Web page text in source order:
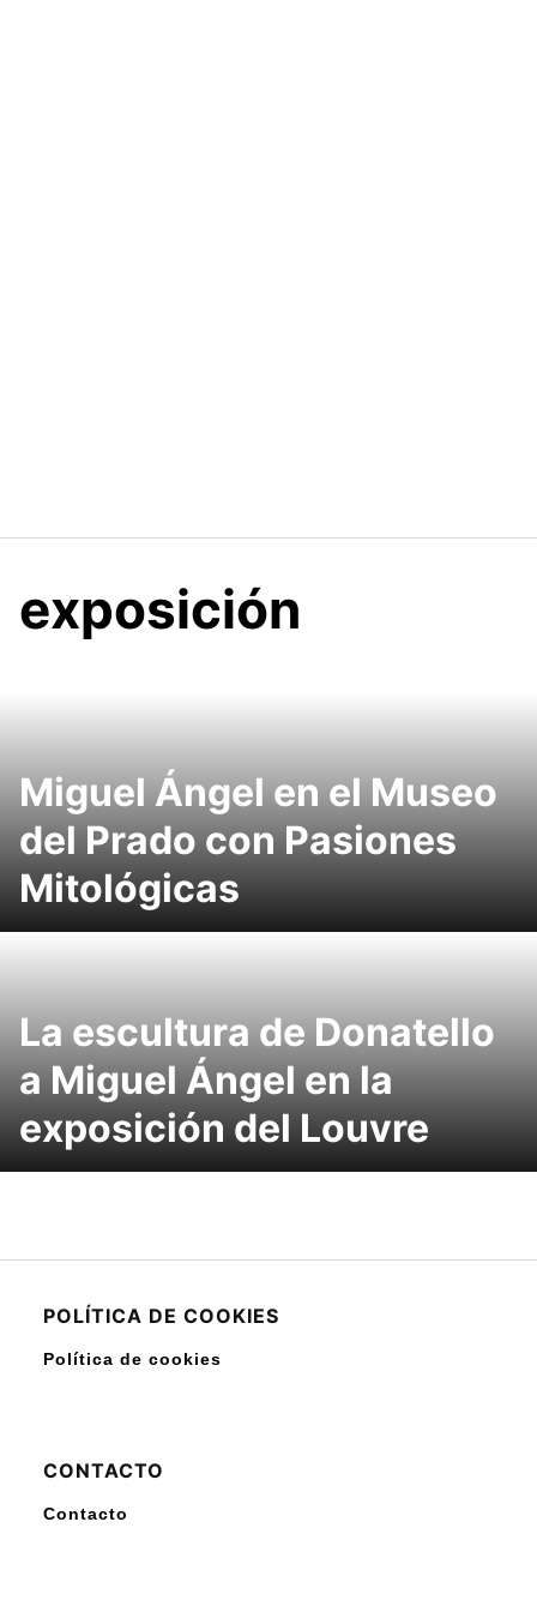
exposición
Miguel Ángel en el Museo
del Prado con Pasiones
Mitológicas
La escultura de Donatello
a Miguel Ángel en la
exposición del Louvre
POLÍTICA DE COOKIES
Política de cookies
CONTACTO
Contacto